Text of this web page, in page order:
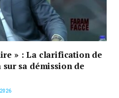
» : La clarification de
sur sa démission de